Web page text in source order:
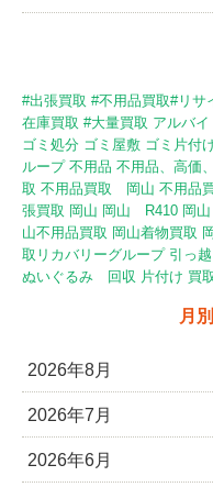
#出張買取 #不用品買取#リ
在庫買取 #大量買取 アルバ
ゴミ処分 ゴミ屋敷 ゴミ片付
ループ 不用品 不用品、高価
取 不用品買取 岡山 不用品
張買取 岡山 岡山 R410 岡
山不用品買取 岡山着物買取
取リカバリーグループ 引っ
ぬいぐるみ 回収 片付け 買
月
2026年8月
2026年7月
2026年6月